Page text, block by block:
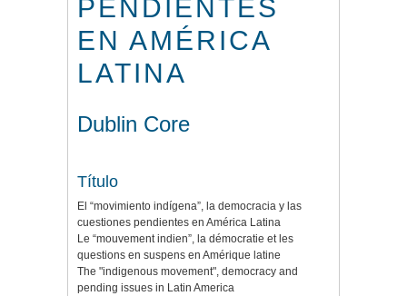
PENDIENTES
EN AMÉRICA
LATINA
Dublin Core
Título
El “movimiento indígena”, la democracia y las
cuestiones pendientes en América Latina
Le “mouvement indien”, la démocratie et les
questions en suspens en Amérique latine
The "indigenous movement", democracy and
pending issues in Latin America